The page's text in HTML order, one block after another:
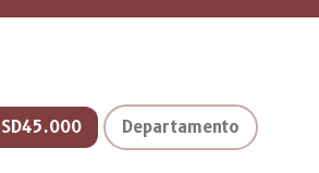
Departamento